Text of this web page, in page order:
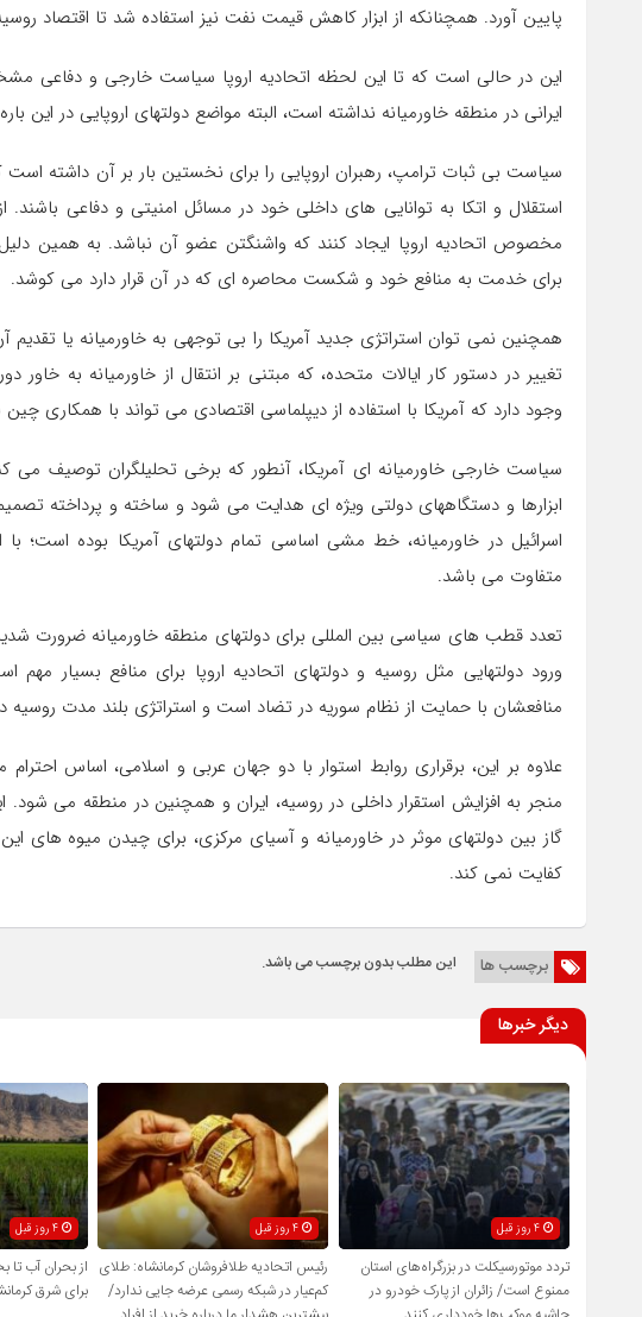
پایین آورد. همچنانکه از ابزار کاهش قیمت نفت نیز استفاده شد تا اقتصاد
این در حالی است که تا این لحظه اتحادیه اروپا سیاست خارجی و دفاعی
ایرانی در منطقه خاورمیانه نداشته است، البته مواضع دولتهای اروپایی در این
سیاست بی ثبات ترامپ، رهبران اروپایی را برای نخستین بار بر آن داشته است
استقلال و اتکا به توانایی های داخلی خود در مسائل امنیتی و دفاعی
مخصوص اتحادیه اروپا ایجاد کنند که واشنگتن عضو آن نباشد. به همین
برای خدمت به منافع خود و شکست محاصره ای که در آن قرار دارد می کوشد.
همچنین نمی توان استراتژی جدید آمریکا را بی توجهی به خاورمیانه یا
تغییر در دستور کار ایالات متحده، که مبتنی بر انتقال از خاورمیانه به
وجود دارد که آمریکا با استفاده از دیپلماسی اقتصادی می تواند با همکاری
سیاست خارجی خاورمیانه ای آمریکا، آنطور که برخی تحلیلگران توصیف می
ابزارها و دستگاههای دولتی ویژه ای هدایت می شود و ساخته و پرداخته
اسرائیل در خاورمیانه، خط مشی اساسی تمام دولتهای آمریکا بوده است؛ با
متفاوت می باشد.
تعدد قطب های سیاسی بین المللی برای دولتهای منطقه خاورمیانه ضرورت
ورود دولتهایی مثل روسیه و دولتهای اتحادیه اروپا برای منافع بسیار
منافعشان با حمایت از نظام سوریه در تضاد است و استراتژی بلند مدت
علاوه بر این، برقراری روابط استوار با دو جهان عربی و اسلامی، اساس
منجر به افزایش استقرار داخلی در روسیه، ایران و همچنین در منطقه می
گاز بین دولتهای موثر در خاورمیانه و آسیای مرکزی، برای چیدن میوه های
کفایت نمی کند.
برچسب ها این مطلب بدون برچسب می باشد.
دیگر خبرها
4 روز قبل
تردد موتورسیکلت در بزرگراه‌های استان
ممنوع است/ زائران از پارک خودرو در
4 روز قبل
رئیس اتحادیه طلافروشان کرمانشاه: طلای
کم‌عیار در شبکه رسمی عرضه جایی ندارد/
4 روز قبل
از بحران آب
برای شرق